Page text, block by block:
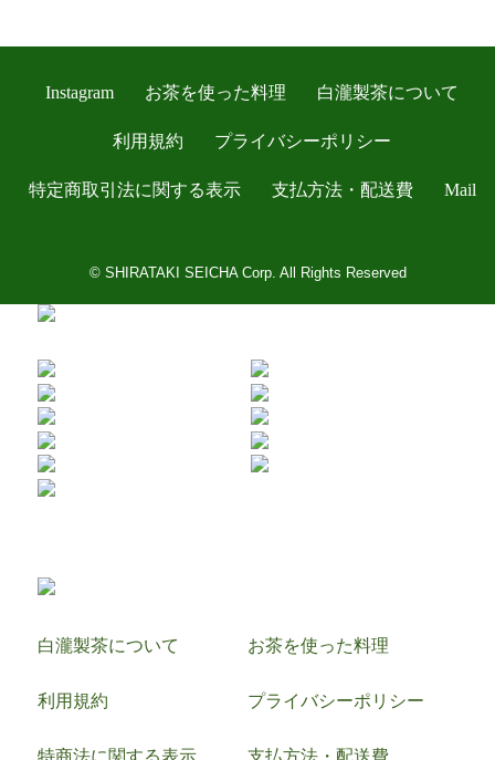
Instagram お茶を使った料理 白瀧製茶について
利用規約 プライバシーポリシー
特定商取引法に関する表示 支払方法・配送費 Mail
© SHIRATAKI SEICHA Corp. All Rights Reserved
白瀧製茶について お茶を使った料理
利用規約 プライバシーポリシー